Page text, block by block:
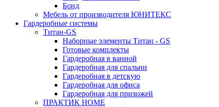
Бонд
Мебель от производителя ЮНИТЕКС
Гардеробные системы
Титан-GS
Наборные элементы Титан - GS
Готовые комплекты
Гардеробная в ванной
Гардеробная для спальни
Гардеробная в детскую
Гардеробная для офиса
Гардеробная для прихожей
ПРАКТИК HOME